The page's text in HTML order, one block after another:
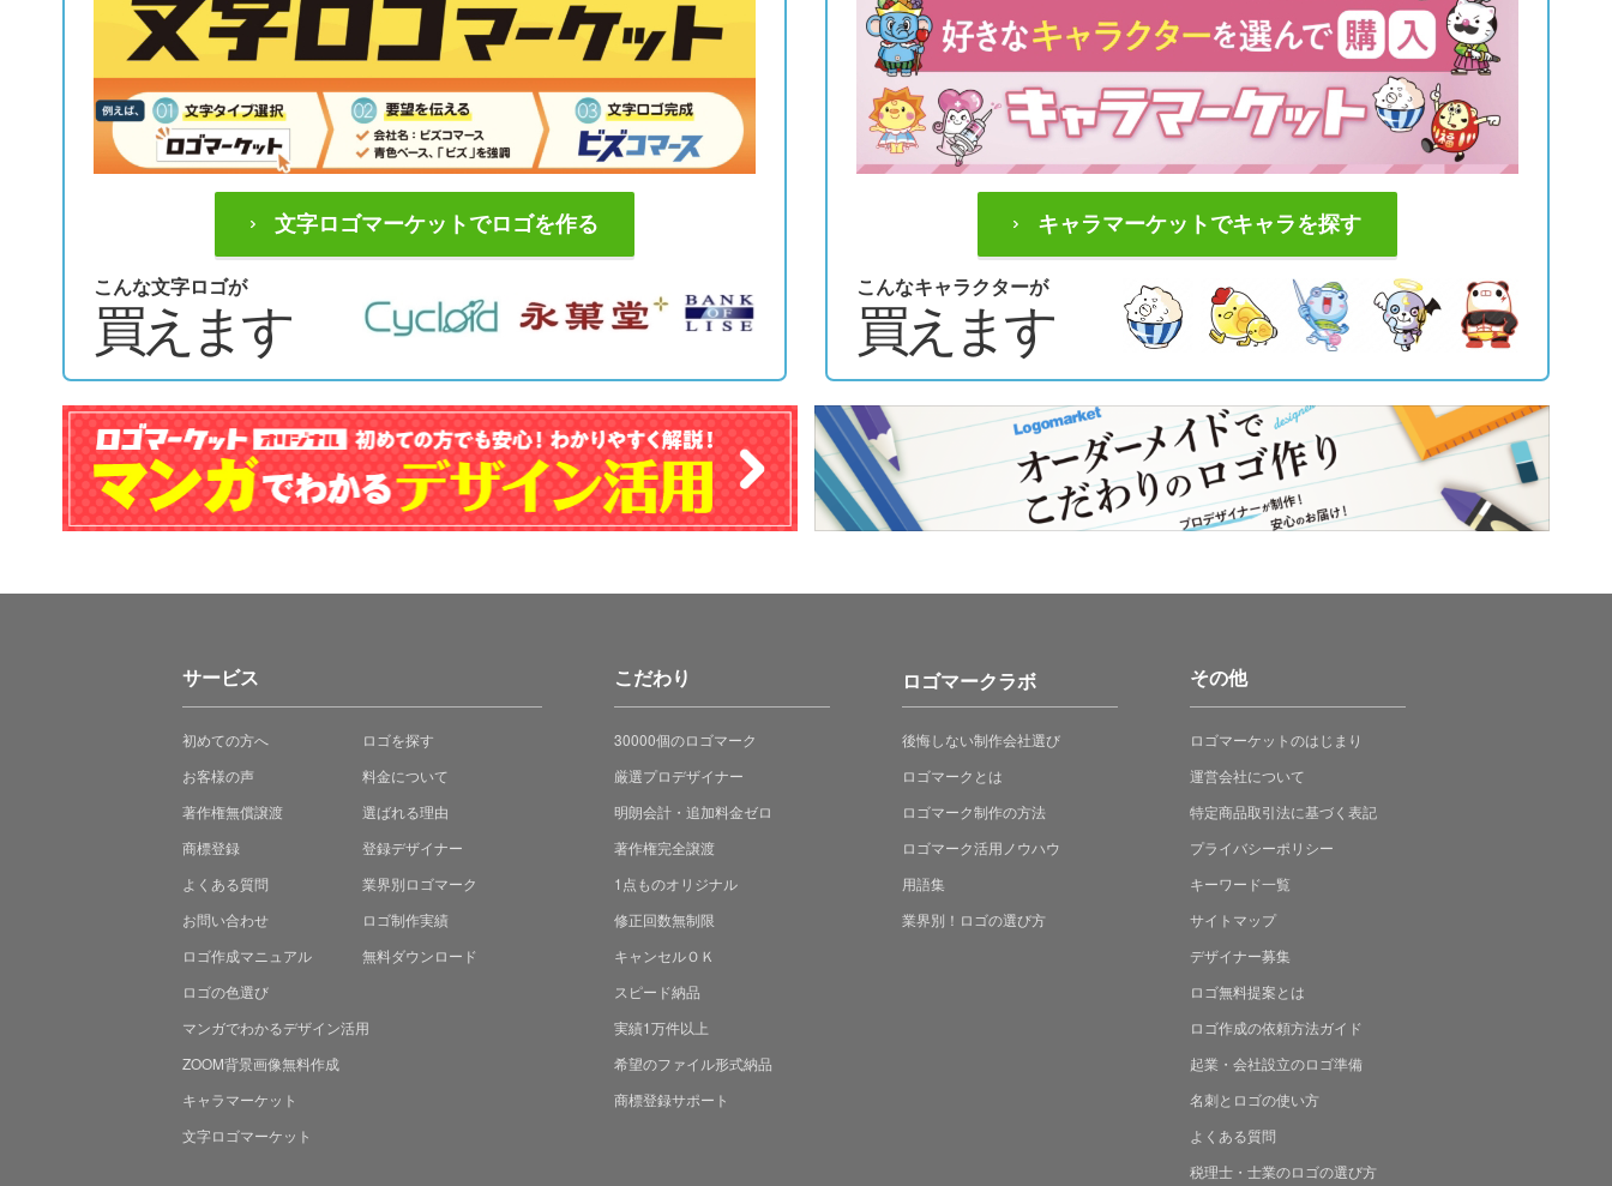
文字ロゴマーケットでロゴを作る
こんな文字ロゴが
買えます
キャラマーケットでキャラを探す
こんなキャラクターが
買えます
サービス
初めての方へ
ロゴを探す
お客様の声
料金について
著作権無償譲渡
選ばれる理由
商標登録
登録デザイナー
よくある質問
業界別ロゴマーク
お問い合わせ
ロゴ制作実績
ロゴ作成マニュアル
無料ダウンロード
ロゴの色選び
マンガでわかるデザイン活用
ZOOM背景画像無料作成
キャラマーケット
文字ロゴマーケット
こだわり
30000個のロゴマーク
厳選プロデザイナー
明朗会計・追加料金ゼロ
著作権完全譲渡
1点ものオリジナル
修正回数無制限
キャンセルＯＫ
スピード納品
実績1万件以上
希望のファイル形式納品
商標登録サポート
ロゴマークラボ
後悔しない制作会社選び
ロゴマークとは
ロゴマーク制作の方法
ロゴマーク活用ノウハウ
用語集
業界別！ロゴの選び方
その他
ロゴマーケットのはじまり
運営会社について
特定商品取引法に基づく表記
プライバシーポリシー
キーワード一覧
サイトマップ
デザイナー募集
ロゴ無料提案とは
ロゴ作成の依頼方法ガイド
起業・会社設立のロゴ準備
名刺とロゴの使い方
よくある質問
税理士・士業のロゴの選び方